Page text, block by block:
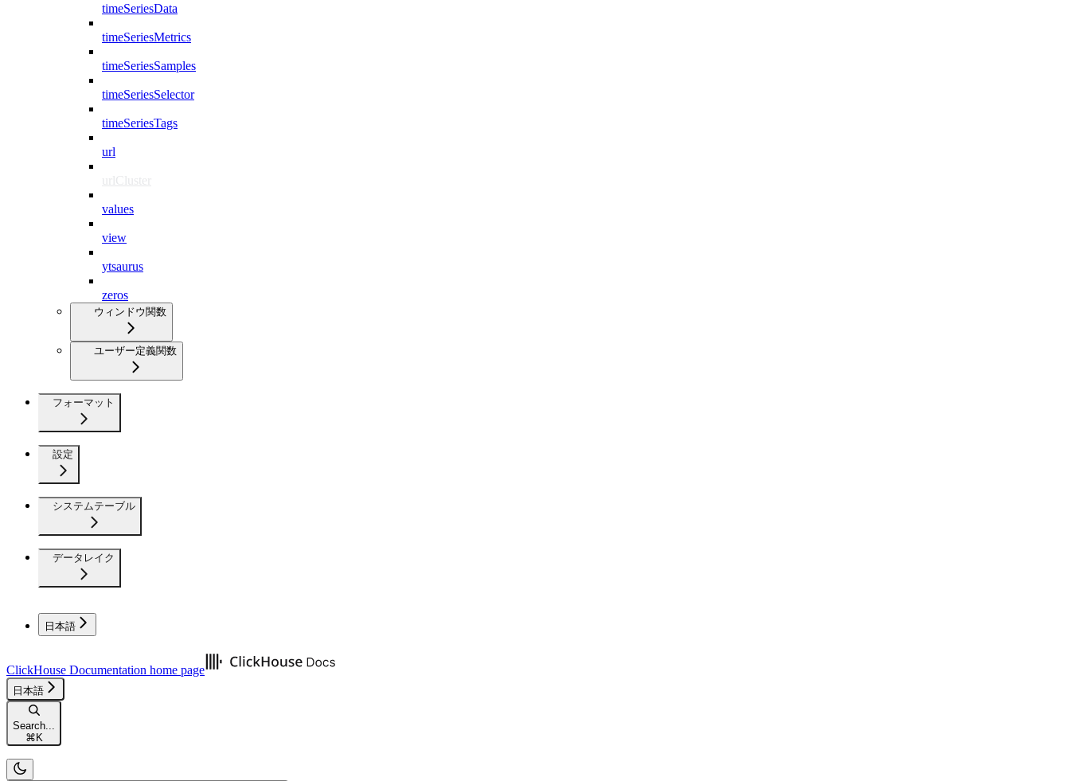
timeSeriesData
timeSeriesMetrics
timeSeriesSamples
timeSeriesSelector
timeSeriesTags
url
urlCluster
values
view
ytsaurus
zeros
ウィンドウ関数
ユーザー定義関数
フォーマット
設定
システムテーブル
データレイク
日本語
ClickHouse Documentation home page
日本語
Search...
⌘K